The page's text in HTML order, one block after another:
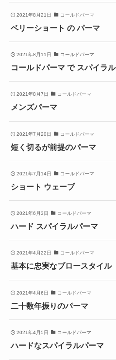
2021年8月21日 コールドパーマ
ベリーショート の パーマ
2021年8月11日 コールドパーマ
コールドパーマ で スパイラル
2021年8月7日 コールドパーマ
メンズパーマ
2021年7月20日 コールドパーマ
短く切るが前提のパーマ
2021年7月14日 コールドパーマ
ショート ウェーブ
2021年6月3日 コールドパーマ
ハード スパイラルパーマ
2021年4月22日 コールドパーマ
基本に忠実なブロースタイル
2021年4月6日 コールドパーマ
二十数年振りのパーマ
2021年4月5日 コールドパーマ
ハードなスパイラルパーマ